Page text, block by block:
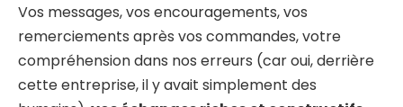
Vos messages, vos encouragements, vos
remerciements après vos commandes, votre
compréhension dans nos erreurs (car oui, derrière
cette entreprise, il y avait simplement des